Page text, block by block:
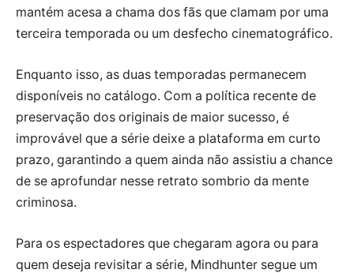
mantém acesa a chama dos fãs que clamam por uma
terceira temporada ou um desfecho cinematográfico.
Enquanto isso, as duas temporadas permanecem
disponíveis no catálogo. Com a política recente de
preservação dos originais de maior sucesso, é
improvável que a série deixe a plataforma em curto
prazo, garantindo a quem ainda não assistiu a chance
de se aprofundar nesse retrato sombrio da mente
criminosa.
Para os espectadores que chegaram agora ou para
quem deseja revisitar a série, Mindhunter segue um